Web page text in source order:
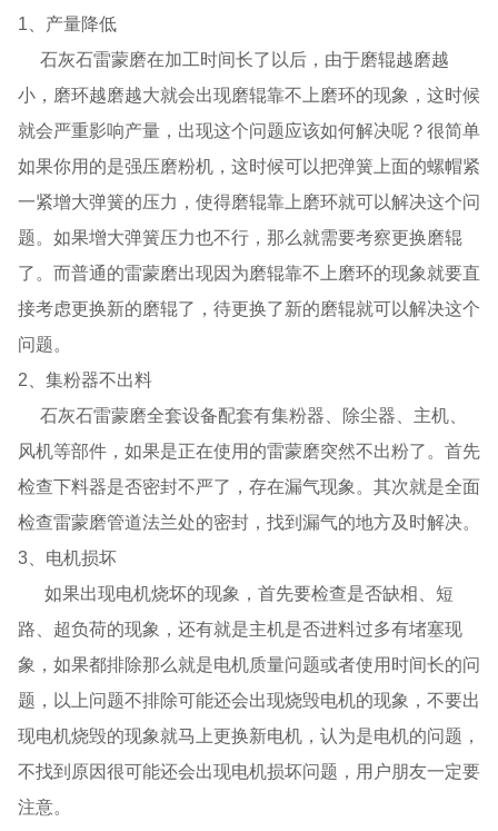
1、产量降低
石灰石雷蒙磨在加工时间长了以后，由于磨辊越磨越
小，磨环越磨越大就会出现磨辊靠不上磨环的现象，这时候
就会严重影响产量，出现这个问题应该如何解决呢？很简单
如果你用的是强压磨粉机，这时候可以把弹簧上面的螺帽紧
一紧增大弹簧的压力，使得磨辊靠上磨环就可以解决这个问
题。如果增大弹簧压力也不行，那么就需要考察更换磨辊
了。而普通的雷蒙磨出现因为磨辊靠不上磨环的现象就要直
接考虑更换新的磨辊了，待更换了新的磨辊就可以解决这个
问题。
2、集粉器不出料
石灰石雷蒙磨全套设备配套有集粉器、除尘器、主机、
风机等部件，如果是正在使用的雷蒙磨突然不出粉了。首先
检查下料器是否密封不严了，存在漏气现象。其次就是全面
检查雷蒙磨管道法兰处的密封，找到漏气的地方及时解决。
3、电机损坏
如果出现电机烧坏的现象，首先要检查是否缺相、短
路、超负荷的现象，还有就是主机是否进料过多有堵塞现
象，如果都排除那么就是电机质量问题或者使用时间长的问
题，以上问题不排除可能还会出现烧毁电机的现象，不要出
现电机烧毁的现象就马上更换新电机，认为是电机的问题，
不找到原因很可能还会出现电机损坏问题，用户朋友一定要
注意。